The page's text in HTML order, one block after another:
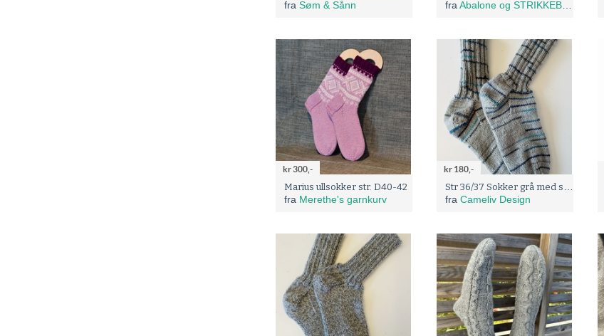
fra Søm & Sånn
fra Abalone og STRIKKEBEA
kr 300,-
Marius ullsokker str. D40-42
fra Merethe's garnkurv
kr 180,-
fra Cameliv Design